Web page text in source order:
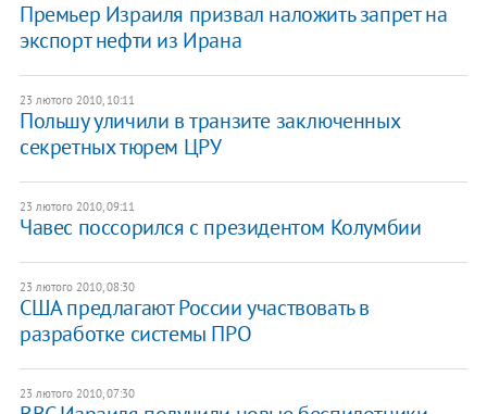
Премьер Израиля призвал наложить запрет на
экспорт нефти из Ирана
23 лютого 2010, 10:11
Польшу уличили в транзите заключенных
секретных тюрем ЦРУ
23 лютого 2010, 09:11
Чавес поссорился с президентом Колумбии
23 лютого 2010, 08:30
США предлагают России участвовать в
разработке системы ПРО
23 лютого 2010, 07:30